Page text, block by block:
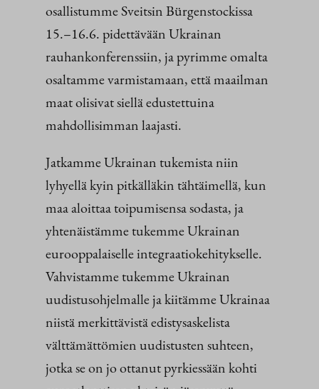
osallistumme Sveitsin Bürgenstockissa
15.–16.6. pidettävään Ukrainan
rauhankonferenssiin, ja pyrimme omalta
osaltamme varmistamaan, että maailman
maat olisivat siellä edustettuina
mahdollisimman laajasti.
Jatkamme Ukrainan tukemista niin
lyhyellä kyin pitkälläkin tähtäimellä, kun
maa aloittaa toipumisensa sodasta, ja
yhtenäistämme tukemme Ukrainan
eurooppalaiselle integraatiokehitykselle.
Vahvistamme tukemme Ukrainan
uudistusohjelmalle ja kiitämme Ukrainaa
niistä merkittävistä edistysaskelista
välttämättömien uudistusten suhteen,
jotka se on jo ottanut pyrkiessään kohti